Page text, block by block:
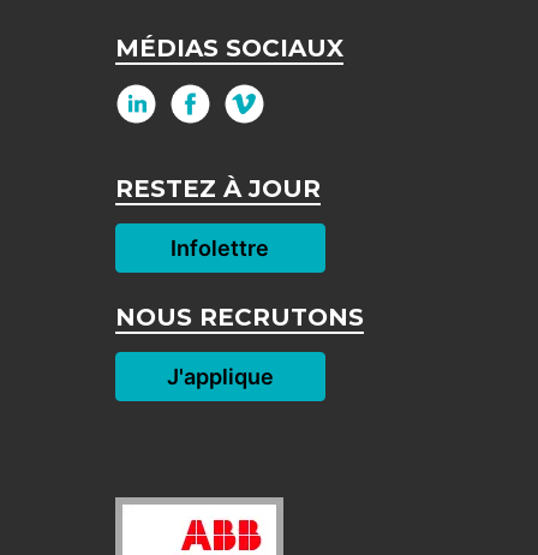
MÉDIAS SOCIAUX
RESTEZ À JOUR
Infolettre
NOUS RECRUTONS
J'applique